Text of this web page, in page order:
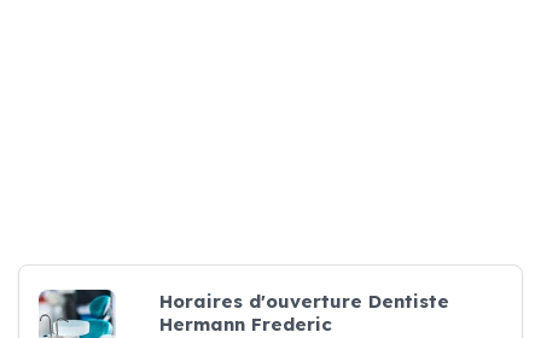
Horaires d'ouverture Dentiste
Hermann Frederic